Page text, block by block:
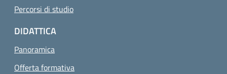
Percorsi di studio
DIDATTICA
Panoramica
Offerta formativa